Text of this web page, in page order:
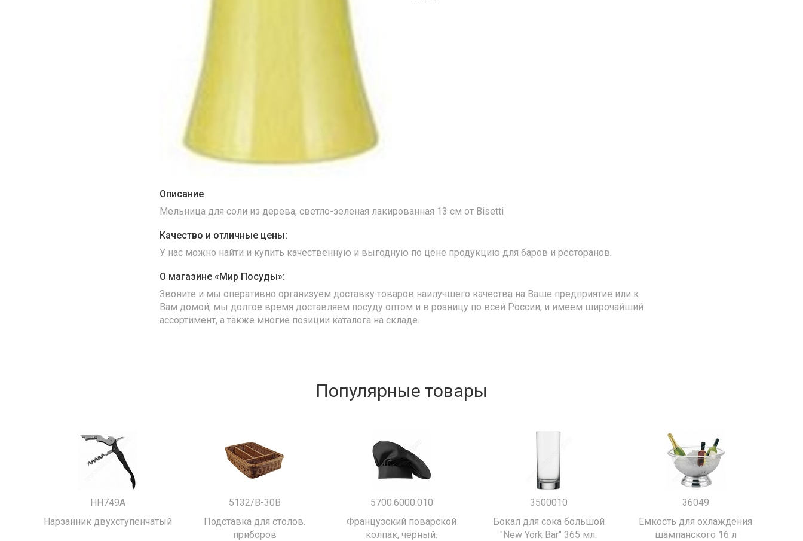
Описание
Мельница для соли из дерева, светло-зеленая лакированная 13 см от Bisetti
Качество и отличные цены:
У нас можно найти и купить качественную и выгодную по цене продукцию для баров и ресторанов.
О магазине «Мир Посуды»:
Звоните и мы оперативно организуем доставку товаров наилучшего качества на Ваше предприятие или к
Вам домой, мы долгое время доставляем посуду оптом и в розницу по всей России, и имеем широчайший
ассортимент, а также многие позиции каталога на складе.
Популярные товары
HH749A
Нарзанник двухступенчатый
5132/B-30B
Подставка для столов.
приборов
5700.6000.010
Французский поварской
колпак, черный.
3500010
Бокал для сока большой
"New York Bar" 365 мл.
36049
Емкость для охлаждения
шампанского 16 л